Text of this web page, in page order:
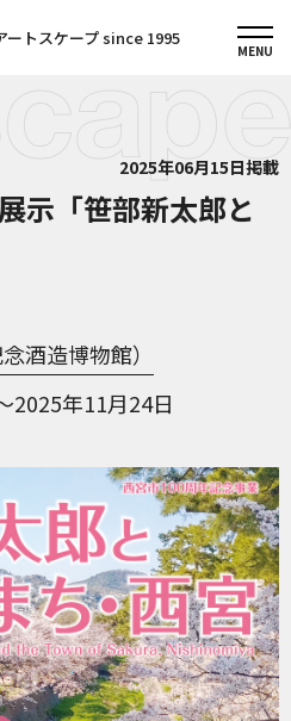
ートスケープ since 1995
2025年06月15日掲載
示「笹部新太郎と
酒造博物館）
2025年11月24日